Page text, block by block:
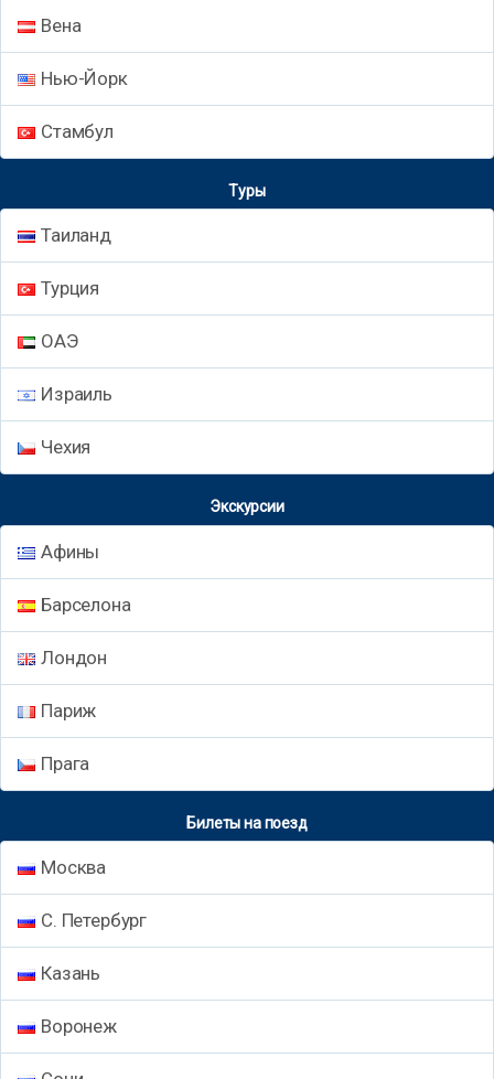
Вена
Нью-Йорк
Стамбул
Туры
Таиланд
Турция
ОАЭ
Израиль
Чехия
Экскурсии
Афины
Барселона
Лондон
Париж
Прага
Билеты на поезд
Москва
С. Петербург
Казань
Воронеж